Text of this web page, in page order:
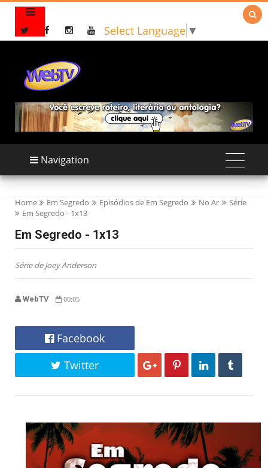
Select Language ▼

Navigation
Home Em Segredo Episódios de Em Segredo No Ar
Série
Em Segredo - 1x13
Em Segredo - 1x13
Série de Joey Anderson
WebTV 00:05
Facebook
Twitter